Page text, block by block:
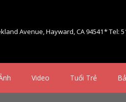
Avenue, Hayward, CA 94541* Tel:
Video Tuổi Trẻ